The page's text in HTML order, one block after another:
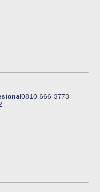
0810-666-3773